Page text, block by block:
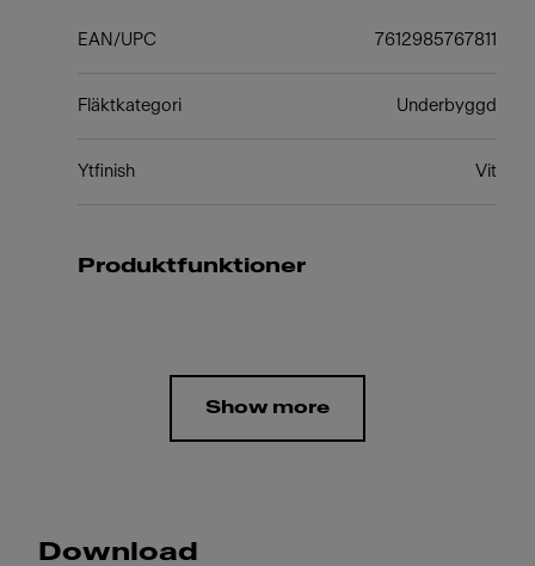
EAN/UPC 7612985767811
Fläktkategori Underbyggd
Ytfinish Vit
Produktfunktioner
Show more
Download